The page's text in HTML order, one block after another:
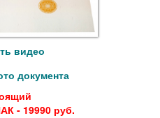
видео
документа
- 19990 руб.